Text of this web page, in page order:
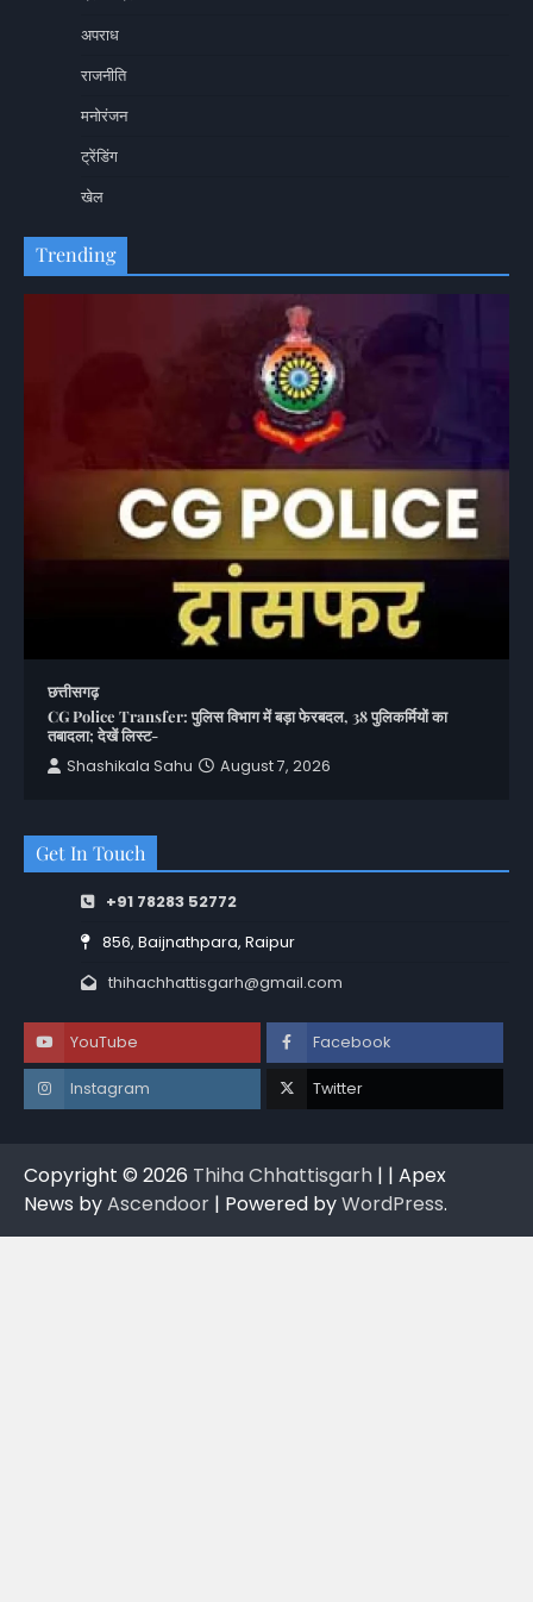
अपराध
राजनीति
मनोरंजन
ट्रेंडिंग
खेल
Trending
छत्तीसगढ़
CG Police Transfer: पुलिस विभाग में बड़ा फेरबदल, 38 पुलिकर्मियों का
तबादला; देखें लिस्ट-
Shashikala Sahu
August 7, 2026
Get In Touch
+91 78283 52772
856, Baijnathpara, Raipur
thihachhattisgarh@gmail.com
YouTube Facebook
Instagram Twitter
Copyright © 2026 Thiha Chhattisgarh | | Apex
News byAscendoor | Powered byWordPress.